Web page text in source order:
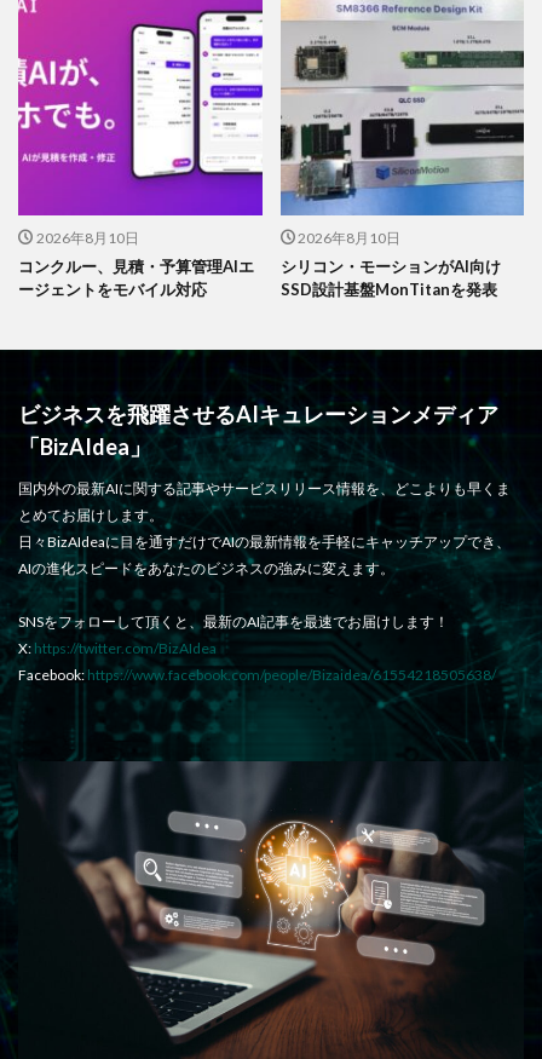
2026年8月10日
コンクルー、見積・予算管理AIエ
ージェントをモバイル対応
2026年8月10日
シリコン・モーションがAI向け
SSD設計基盤MonTitanを発表
ビジネスを飛躍させるAIキュレーションメディア
「BizAIdea」
国内外の最新AIに関する記事やサービスリリース情報を、どこよりも早くま
とめてお届けします。
日々BizAIdeaに目を通すだけでAIの最新情報を手軽にキャッチアップでき、
AIの進化スピードをあなたのビジネスの強みに変えます。
SNSをフォローして頂くと、最新のAI記事を最速でお届けします！
X: https://twitter.com/BizAIdea
Facebook: https://www.facebook.com/people/Bizaidea/61554218505638/